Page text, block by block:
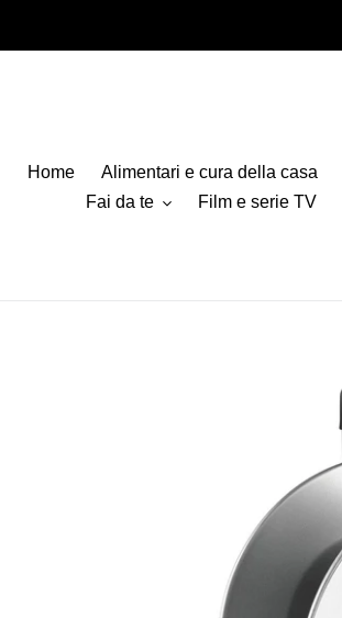
Home Alimentari e cura della casa
Fai da te
Film e serie TV